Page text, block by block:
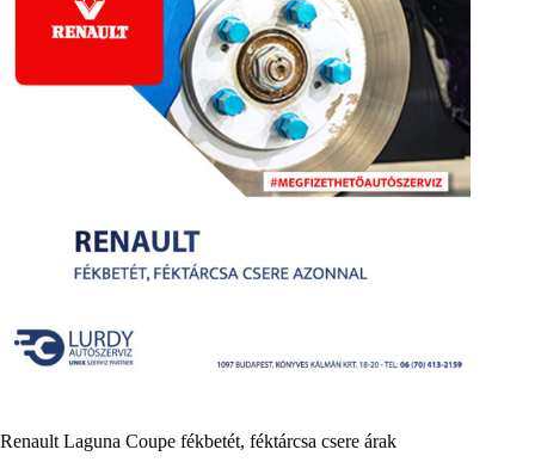
Renault Laguna Coupe fékbetét, féktárcsa csere árak